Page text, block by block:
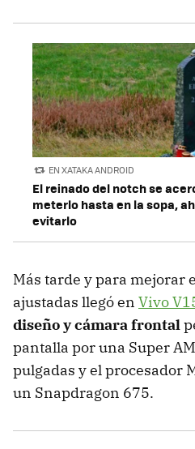
EN XATAKA ANDROID
El reinado del notch se
meterlo hasta en la sopa,
evitarlo
Más tarde y para mejorar
ajustadas llegó en Vivo
diseño y cámara frontal
pantalla por una Super
pulgadas y el procesador
un Snapdragon 675.